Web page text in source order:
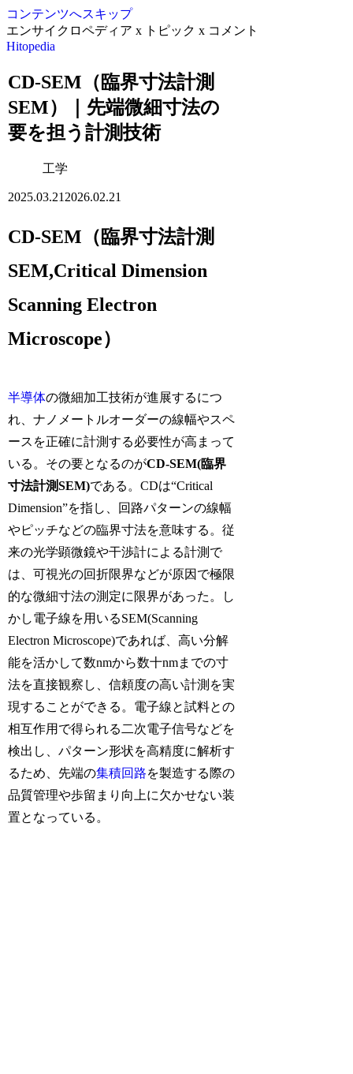
コンテンツへスキップ
エンサイクロペディア x トピック x コメント
Hitopedia
CD-SEM（臨界寸法計測
SEM）｜先端微細寸法の
要を担う計測技術
工学
2025.03.21 2026.02.21
CD-SEM（臨界寸法計測
SEM,Critical Dimension
Scanning Electron
Microscope）
半導体の微細加工技術が進展するにつ
れ、ナノメートルオーダーの線幅やスペ
ースを正確に計測する必要性が高まって
いる。その要となるのがCD-SEM(臨界
寸法計測SEM)である。CDは“Critical
Dimension”を指し、回路パターンの線幅
やピッチなどの臨界寸法を意味する。従
来の光学顕微鏡や干渉計による計測で
は、可視光の回折限界などが原因で極限
的な微細寸法の測定に限界があった。し
かし電子線を用いるSEM(Scanning
Electron Microscope)であれば、高い分解
能を活かして数nmから数十nmまでの寸
法を直接観察し、信頼度の高い計測を実
現することができる。電子線と試料との
相互作用で得られる二次電子信号などを
検出し、パターン形状を高精度に解析す
るため、先端の集積回路を製造する際の
品質管理や歩留まり向上に欠かせない装
置となっている。